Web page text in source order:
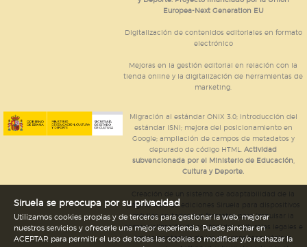
Europea-Next Generation EU
Digitalización de contenidos editoriales en formato
electrónico
Mejoras en la gestión editorial en relación con la
tienda online y la digitalización de herramientas de
marketing.
Migración al estándar ONIX 3.0; introducción del
estándar ISNI; mejora del posicionamiento en
Google; ampliación de campos de metadatos y
depurado de código HTML.Actividad
subvencionada por el Ministerio de Educación,
Cultura y Deporte.
página web de ediciones Siruela para dispositivos
móviles en todos sus formatos para impulsar la
comercialización de contenidos culturales legales e
implementación de los recursos tecnológicos
Siruela se preocupa por su privacidad
Utilizamos cookies propias y de terceros para gestionar la web, mejorar
nuestros servicios y ofrecerle una mejor experiencia. Puede pinchar en
ACEPTAR para permitir el uso de todas las cookies o modificar y/o rechazar la